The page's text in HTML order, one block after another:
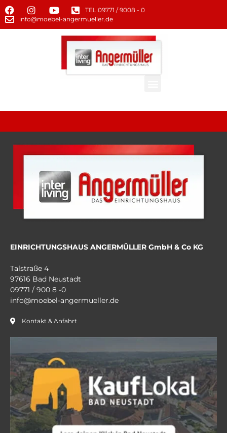
TEL 09771 / 9008 - 0
info@moebel-angermueller.de
EINRICHTUNGSHAUS ANGERMÜLLER GmbH & Co KG
Talstraße 4
97616 Bad Neustadt
09771 / 900 8 -0
info@moebel-angermueller.de
Kontakt & Anfahrt